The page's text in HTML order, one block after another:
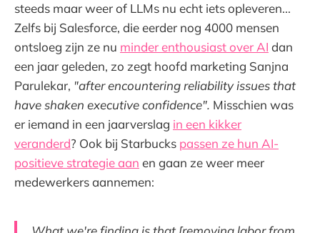
steeds maar weer of LLMs nu echt iets opleveren...
Zelfs bij Salesforce, die eerder nog 4000 mensen
ontsloeg zijn ze nu minder enthousiast over AI dan
een jaar geleden, zo zegt hoofd marketing Sanjna
Parulekar, "after encountering reliability issues that
have shaken executive confidence". Misschien was
er iemand in een jaarverslag in een kikker
veranderd? Ook bij Starbucks passen ze hun AI-
positieve strategie aan en gaan ze weer meer
medewerkers aannemen: